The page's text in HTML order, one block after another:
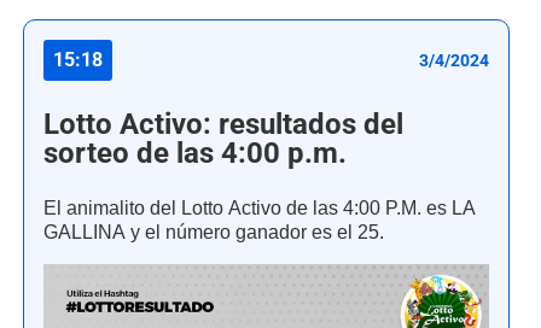
15:18 3/4/2024
Lotto Activo: resultados del
sorteo de las 4:00 p.m.
El animalito del Lotto Activo de las 4:00 P.M. es LA
GALLINA y el número ganador es el 25.